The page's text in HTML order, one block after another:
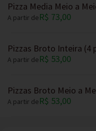
Pizza Media Meio a
A partir deR$ 73,00
Pizzas Broto Inteira (4
A partir deR$ 53,00
Pizzas Broto Meio a
A partir deR$ 53,00